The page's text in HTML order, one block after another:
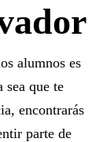
alumnos es
sea que te
encontrarás
parte de